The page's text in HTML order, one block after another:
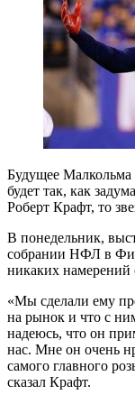
Будущее Малкольма
будет так, как
Роберт Крафт, то
В понедельник,
собрании НФЛ в
никаких намерений
«Мы сделали ему
на рынок и что с
надеюсь, что он
нас. Мне он очень
самого главного
сказал Крафт.